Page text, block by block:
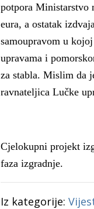
potpora Ministarstvo
eura, a ostatak
samoupravom u
upravama i
za stabla. Mislim da
ravnateljica Lučke
Cjelokupni projekt
faza izgradnje.
Iz kategorije: